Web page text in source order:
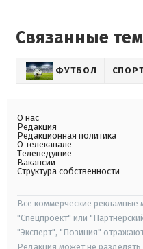
Связанные
ФУТБОЛ
О нас
Редакция
Редакционная политика
О телеканале
Телеведущие
Вакансии
Структура собственности
Все коммерческие
"Спецпроект" или
"Эксперт", "Позиция"
Редакция может не